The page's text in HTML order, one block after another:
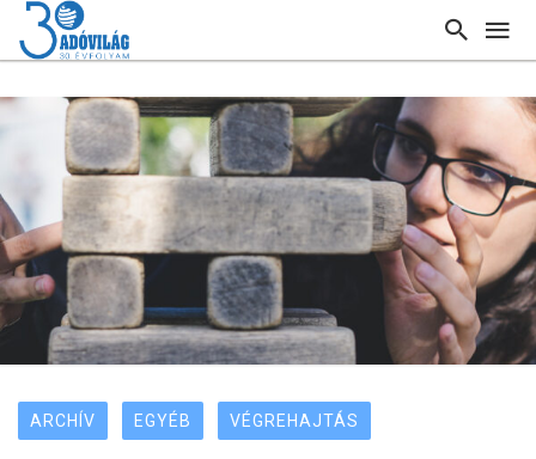
ARCHÍV EGYÉB VÉGREHAJTÁS